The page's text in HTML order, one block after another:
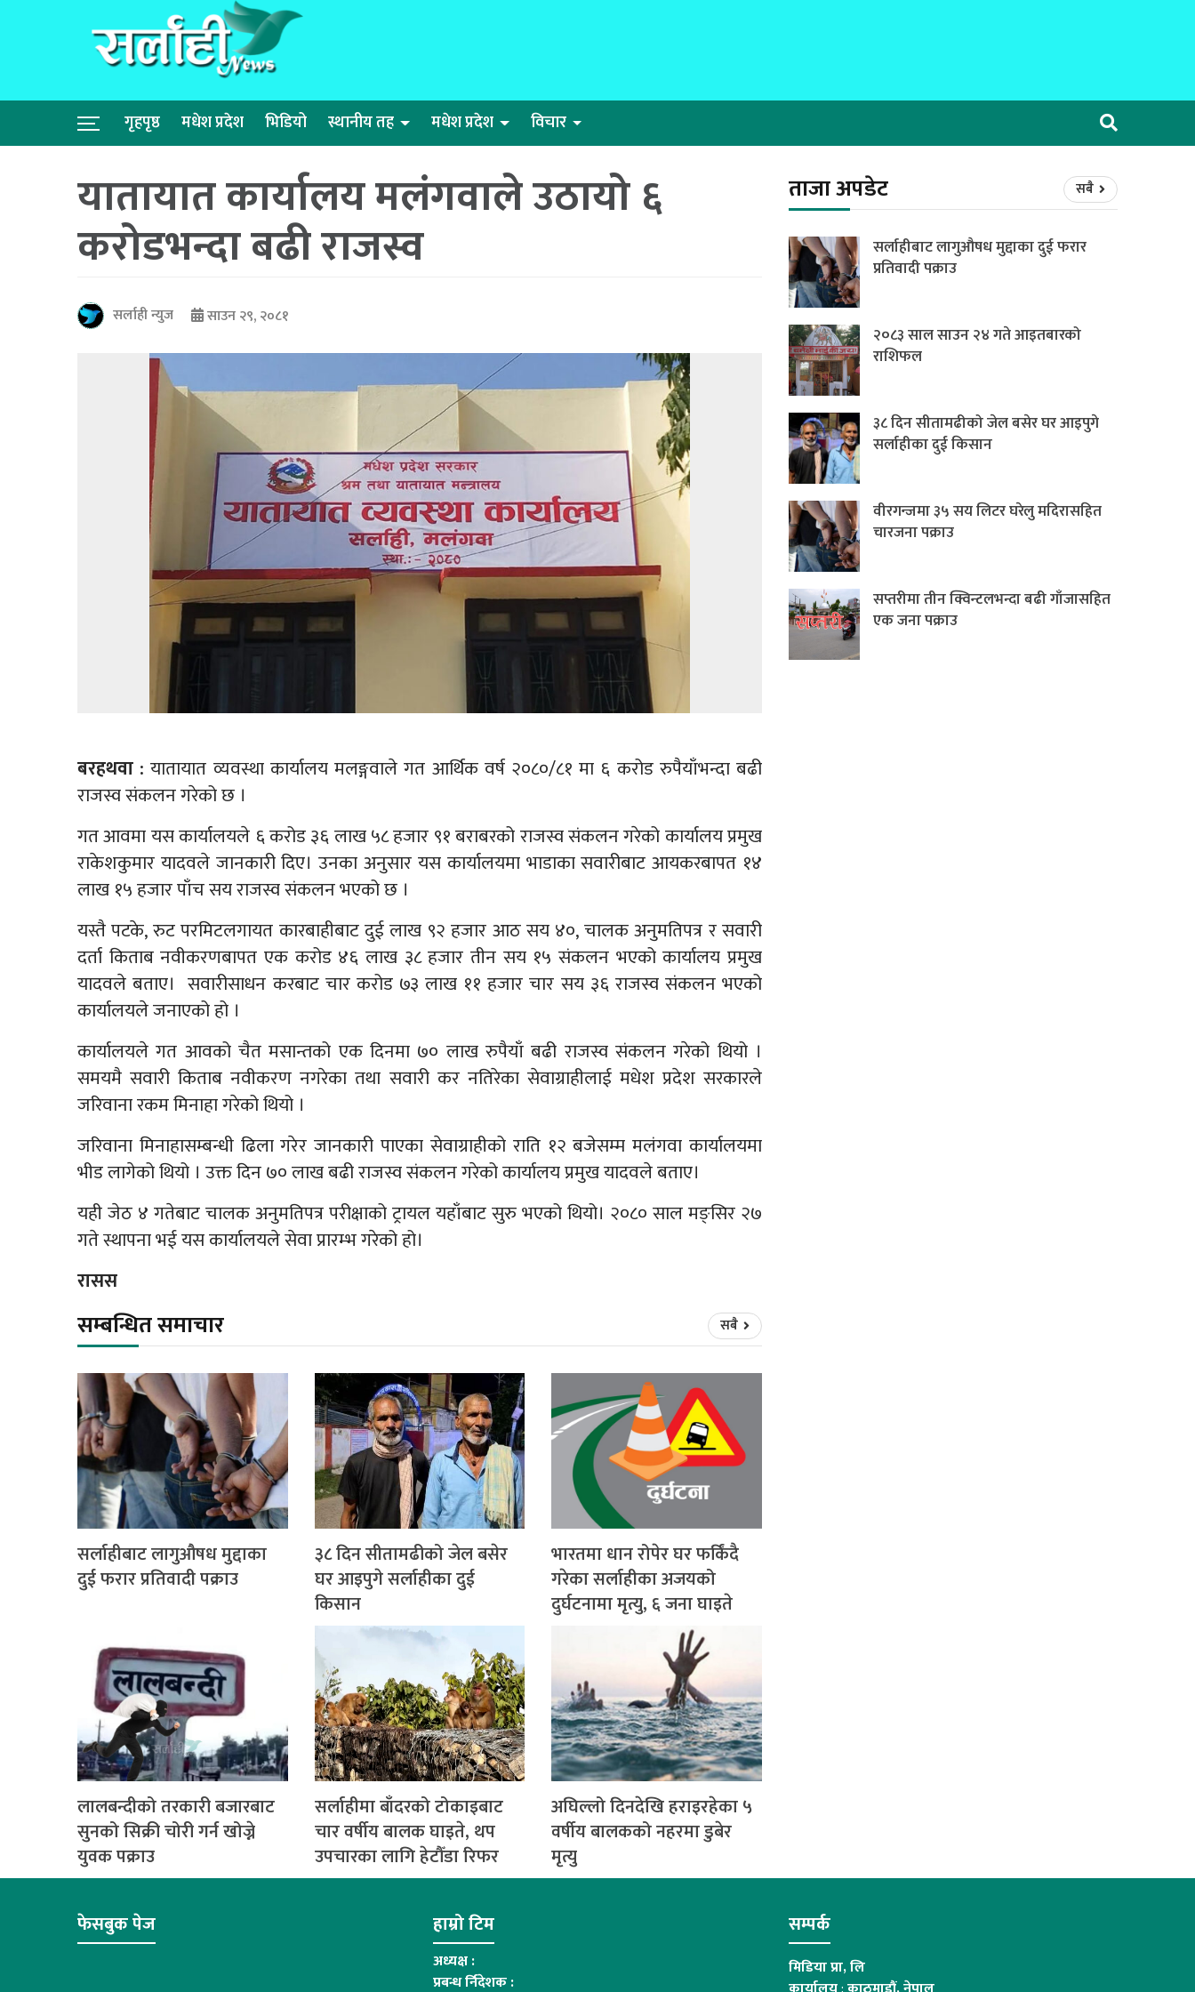
गृहपृष्ठ मधेश प्रदेश भिडियो स्थानीय तह मधेश प्रदेश विचार
यातायात कार्यालय मलंगवाले उठायो ६
करोडभन्दा बढी राजस्व
सर्लाही न्युज साउन २९, २०८१
बरहथवा : यातायात व्यवस्था कार्यालय मलङ्गवाले गत आर्थिक वर्ष २०८०/८१ मा ६ करोड रुपैयाँभन्दा बढी
राजस्व संकलन गरेको छ ।
गत आवमा यस कार्यालयले ६ करोड ३६ लाख ५८ हजार ९१ बराबरको राजस्व संकलन गरेको कार्यालय प्रमुख
राकेशकुमार यादवले जानकारी दिए। उनका अनुसार यस कार्यालयमा भाडाका सवारीबाट आयकरबापत १४
लाख १५ हजार पाँच सय राजस्व संकलन भएको छ ।
यस्तै पटके, रुट परमिटलगायत कारबाहीबाट दुई लाख ९२ हजार आठ सय ४०, चालक अनुमतिपत्र र सवारी
दर्ता किताब नवीकरणबापत एक करोड ४६ लाख ३८ हजार तीन सय १५ संकलन भएको कार्यालय प्रमुख
यादवले बताए। सवारीसाधन करबाट चार करोड ७३ लाख ११ हजार चार सय ३६ राजस्व संकलन भएको
कार्यालयले जनाएको हो ।
कार्यालयले गत आवको चैत मसान्तको एक दिनमा ७० लाख रुपैयाँ बढी राजस्व संकलन गरेको थियो ।
समयमै सवारी किताब नवीकरण नगरेका तथा सवारी कर नतिरेका सेवाग्राहीलाई मधेश प्रदेश सरकारले
जरिवाना रकम मिनाहा गरेको थियो ।
जरिवाना मिनाहासम्बन्धी ढिला गरेर जानकारी पाएका सेवाग्राहीको राति १२ बजेसम्म मलंगवा कार्यालयमा
भीड लागेको थियो । उक्त दिन ७० लाख बढी राजस्व संकलन गरेको कार्यालय प्रमुख यादवले बताए।
यही जेठ ४ गतेबाट चालक अनुमतिपत्र परीक्षाको ट्रायल यहाँबाट सुरु भएको थियो। २०८० साल मङ्सिर २७
गते स्थापना भई यस कार्यालयले सेवा प्रारम्भ गरेको हो।
रासस
सम्बन्धित समाचार सबै
सर्लाहीबाट लागुऔषध मुद्दाका
दुई फरार प्रतिवादी पक्राउ
३८ दिन सीतामढीको जेल बसेर
घर आइपुगे सर्लाहीका दुई
किसान
भारतमा धान रोपेर घर फर्किंदै
गरेका सर्लाहीका अजयको
दुर्घटनामा मृत्यु, ६ जना घाइते
लालबन्दीको तरकारी बजारबाट
सुनको सिक्री चोरी गर्न खोज्ने
युवक पक्राउ
सर्लाहीमा बाँदरको टोकाइबाट
चार वर्षीय बालक घाइते, थप
उपचारका लागि हेटौँडा रिफर
अघिल्लो दिनदेखि हराइरहेका ५
वर्षीय बालकको नहरमा डुबेर
मृत्यु
ताजा अपडेट सबै
सर्लाहीबाट लागुऔषध मुद्दाका दुई फरार
प्रतिवादी पक्राउ
२०८३ साल साउन २४ गते आइतबारको
राशिफल
३८ दिन सीतामढीको जेल बसेर घर आइपुगे
सर्लाहीका दुई किसान
वीरगन्जमा ३५ सय लिटर घरेलु मदिरासहित
चारजना पक्राउ
सप्तरीमा तीन क्विन्टलभन्दा बढी गाँजासहित
एक जना पक्राउ
फेसबुक पेज हाम्रो टिम
अध्यक्ष :
प्रबन्ध र्निदेशक :
सम्पर्क
मिडिया प्रा, लि